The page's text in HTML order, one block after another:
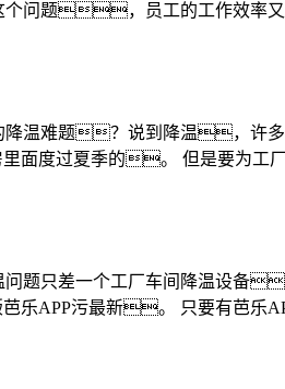
题，员工的工作效率又
温难题？说到降温，许多
面度过夏季的。 但是要为工
题只差一个工厂车间降温设备
APP污最新。 只要有芭乐